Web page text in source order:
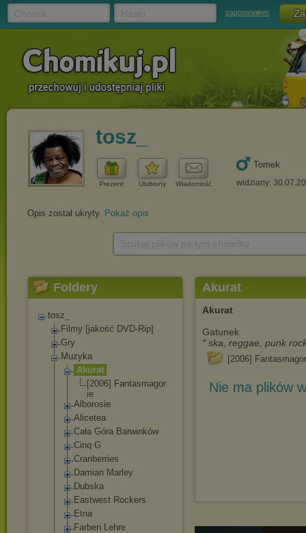
zapomniałem
tosz_
Prezent Ulubiony Wiadomość
Tomek
widziany:
Opis został ukryty. Pokaż opis
Foldery
tosz_
Filmy [jakość DVD-Rip]
Gry
Muzyka
Akurat
[2006] Fantasmagor
ie
Alborosie
Alicetea
Cała Góra Barwinków
Cinq G
Cranberries
Damian Marley
Dubska
Eastwest Rockers
Etna
Farben Lehre
Akurat
Akurat
Gatunek
* ska, reggae, punk
[2006]
Nie ma plików